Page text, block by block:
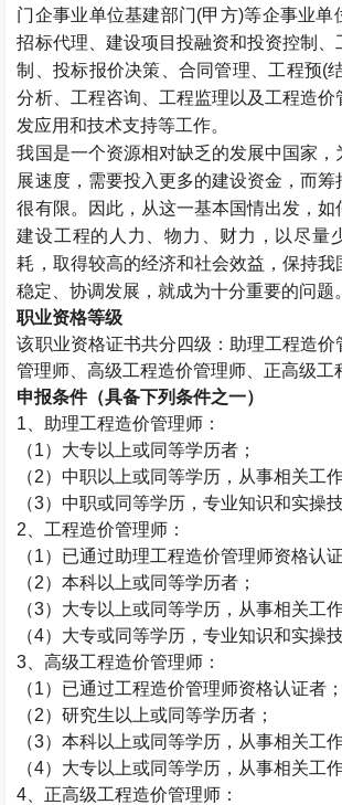
门企事业单位基建部门(甲方)等企事业单
招标代理、建设项目投融资和投资控制、
制、投标报价决策、合同管理、工程预(
分析、工程咨询、工程监理以及工程造价
发应用和技术支持等工作。
我国是一个资源相对缺乏的发展中国家，
展速度，需要投入更多的建设资金，而
很有限。因此，从这一基本国情出发，如
建设工程的人力、物力、财力，以尽量
耗，取得较高的经济和社会效益，保持我
稳定、协调发展，就成为十分重要的问题。
职业资格等级
该职业资格证书共分四级：助理工程造价
管理师、高级工程造价管理师、正高级工
申报条件（具备下列条件之一）
1 、助理工程造价管理师：
（1）大专以上或同等学历者；
（2）中职以上或同等学历，从事相关工
（3）中职或同等学历，专业知识和实操
2 、工程造价管理师：
（1）已通过助理工程造价管理师资格认证
（2）本科以上或同等学历者；
（3）大专以上或同等学历，从事相关工
（4）大专或同等学历，专业知识和实操
3 、高级工程造价管理师：
（1）已通过工程造价管理师资格认证者；
（2）研究生以上或同等学历者；
（3）本科以上或同等学历，从事相关工
（4）大专以上或同等学历，从事相关工
4 、正高级工程造价管理师：